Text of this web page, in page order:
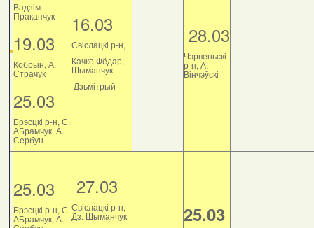
Вадзім
Пракапчук
19.03
Кобрын, А.
Страчук
25.03
Брэсцкі р-н, С.
АБрамчук, А.
Сербун
16.03
Свіслацкі р-н,
Качко Фёдар,
Шыманчук
Дзьмітрый
28.03
Чэрвеньскі
р-н, А.
Вінчэўскі
25.03
Брэсцкі р-н, С.
АБрамчук, А.
27.03
Свіслацкі р-н,
Дз. Шыманчук 25.03